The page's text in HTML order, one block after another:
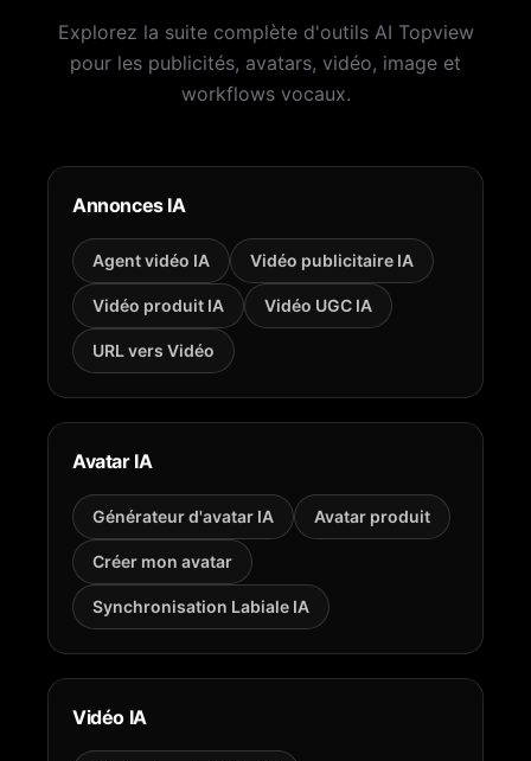
Explorez la suite complète d'outils AI Topview
pour les publicités, avatars, vidéo, image et
workflows vocaux.
Annonces IA
Agent vidéo IA Vidéo publicitaire IA
Vidéo produit IA Vidéo UGC IA
URL vers Vidéo
Avatar IA
Générateur d'avatar IA Avatar produit
Créer mon avatar
Synchronisation Labiale IA
Vidéo IA